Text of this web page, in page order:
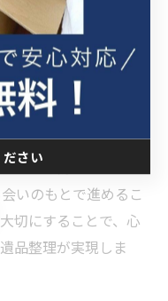
見分けしたい」な
ことで、作業時に適
養、写真のデジタル
方法も提案してもら
スクを防ぐために
いのもとで進めるこ
切にすることで、心
品整理が実現しま
さい
さい